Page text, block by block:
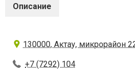
Описание
130000, Актау, микрорайон
+7 (7292) 104